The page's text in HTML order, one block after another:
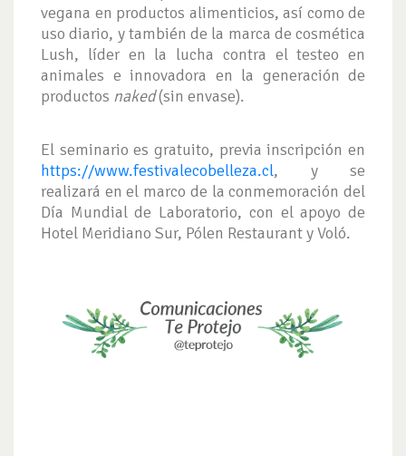
vegana en productos alimenticios, así como de
uso diario, y también de la marca de cosmética
Lush, líder en la lucha contra el testeo en
animales e innovadora en la generación de
productos naked(sin envase).
El seminario es gratuito, previa inscripción en
https://www.festivalecobelleza.cl, y se
realizará en el marco de la conmemoración del
Día Mundial de Laboratorio, con el apoyo de
Hotel Meridiano Sur, Pólen Restaurant y Voló.